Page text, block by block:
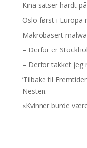
Kina satser hardt
Oslo først i Europa
Makrobasert
– Derfor er
– Derfor takket jeg
’Tilbake til
Nesten.
«Kvinner burde